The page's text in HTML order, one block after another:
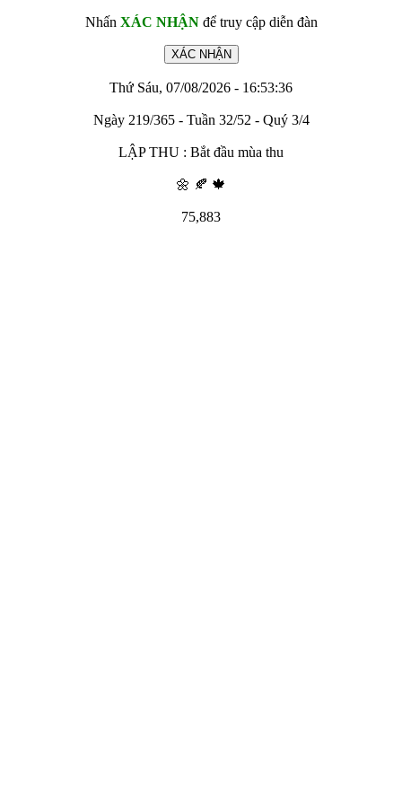
Nhấn XÁC NHẬNđể truy cập diễn đàn
Thứ Sáu, 07/08/2026 - 16:53:36
Ngày 219/365 - Tuần 32/52 - Quý 3/4
LẬP THU : Bắt đầu mùa thu
🌼 🍂 🍁
75,883